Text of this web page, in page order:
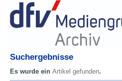
Suchergebnisse
Es wurde ein Artikel gefunden.